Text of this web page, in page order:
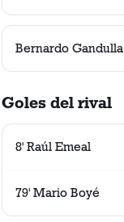
Bernardo Gandulla
Goles del rival
8' Raúl Emeal
79' Mario Boyé